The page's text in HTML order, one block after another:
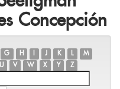
Concepción
G H J K L
M
U V W X Y Z